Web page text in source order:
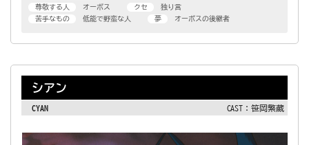
尊敬する人
オーボス クセ
独り言
苦手なもの
低能で野蛮な人 夢 オーボスの後継者
シアン
CYAN CAST：笹岡繁蔵